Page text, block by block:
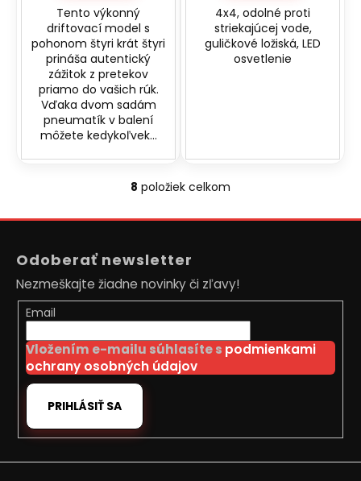
Tento výkonný
driftovací model s
pohonom štyri krát štyri
prináša autentický
zážitok z pretekov
priamo do vašich rúk.
Vďaka dvom sadám
pneumatík v balení
môžete kedykoľvek...
4x4, odolné proti
striekajúcej vode,
guličkové ložiská, LED
osvetlenie
O
d
a
c
i
e
p
r
v
ý
8 položiek celkom
Odoberať newsletter
Nezmeškajte žiadne novinky či zľavy!
Email
Vložením e-mailu súhlasíte s podmienkami
ochrany osobných údajov
PRIHLÁSIŤ SA